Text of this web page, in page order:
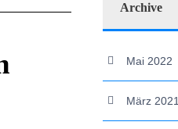
Archive
Mai 2022
März 2021